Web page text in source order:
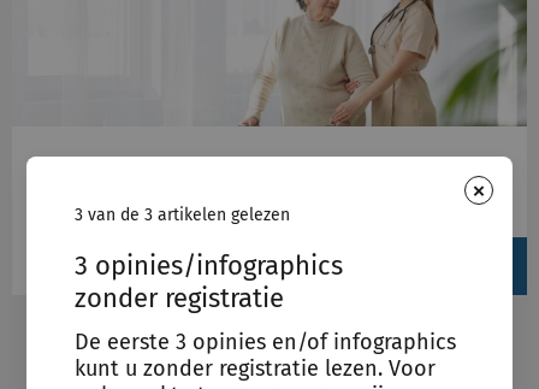
×
3 van de 3 artikelen gelezen
3 opinies/infographics
zonder registratie
De eerste 3 opinies en/of infographics
kunt u zonder registratie lezen. Voor
Sociaal domein, Wmo